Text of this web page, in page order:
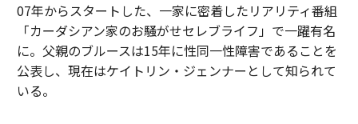
07年からスタートした、一家に密着したリアリティ番組
「カーダシアン家のお騒がせセレブライフ」で一躍有名
に。父親のブルースは15年に性同一性障害であることを
公表し、現在はケイトリン・ジェンナーとして知られて
いる。